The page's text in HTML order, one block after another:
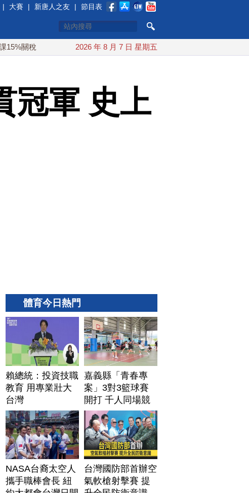
| 大賽 | 新唐人之友 | 節目表
日本氣象廳緊盯白海豚颱風 台灣最快下午發海警
2026 年 8 月 7 日 星期五
冠軍 史上
體育今日熱門
賴總統：投資技職
教育 用專業壯大
台灣
嘉義縣「青春專
案」3對3籃球賽
開打 千人同場競
技
NASA台裔太空人
攜手職棒會長 紐
台灣國防部首辦空
氣軟槍射擊賽 提